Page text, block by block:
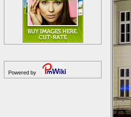
Powered by